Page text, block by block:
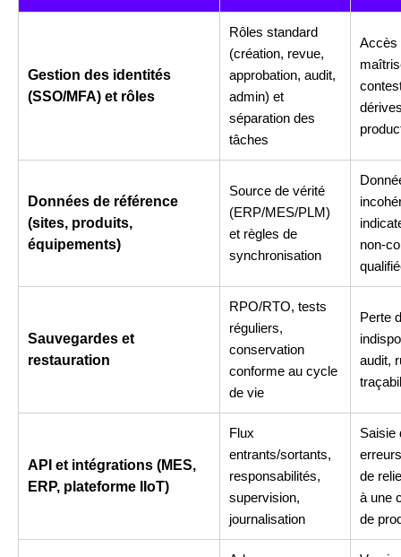
Gestion des identités
(SSO/MFA) et rôles
Rôles standard
(création, revue,
approbation, audit,
admin) et
séparation des
tâches
Accès
Données de référence
(sites, produits,
équipements)
Source de vérité
(ERP/MES/PLM)
et règles de
synchronisation
non-
Sauvegardes et
restauration
RPO/RTO, tests
réguliers,
conservation
conforme au cycle
de vie
Perte
audit,
API et intégrations (MES,
ERP, plateforme IIoT)
Flux
entrants/sortants,
responsabilités,
supervision,
journalisation
Saisie
de
à une
de